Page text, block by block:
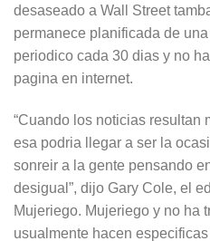
desaseado a Wall Street
permanece planificada de
periodico cada 30 dias y no
pagina en internet.
“Cuando los noticias resultan
esa podri­a llegar a ser la
sonreir a la gente pensando
desigual”, dijo Gary Cole, el
Mujeriego. Mujeriego y no ha
usualmente hacen